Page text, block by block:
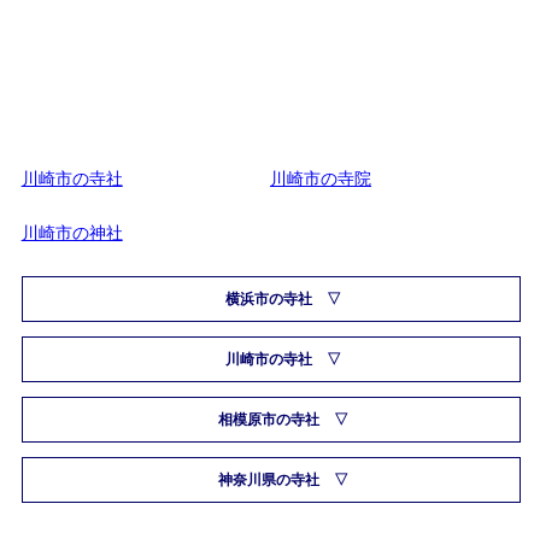
川崎市の寺社 川崎市の寺院
川崎市の神社
横浜市の寺社
川崎市の寺社
相模原市の寺社
神奈川県の寺社